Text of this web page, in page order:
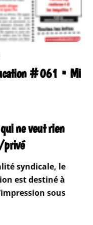
#061 • Mi
ne veut rien
privé
syndicale, le
est destiné à
sous